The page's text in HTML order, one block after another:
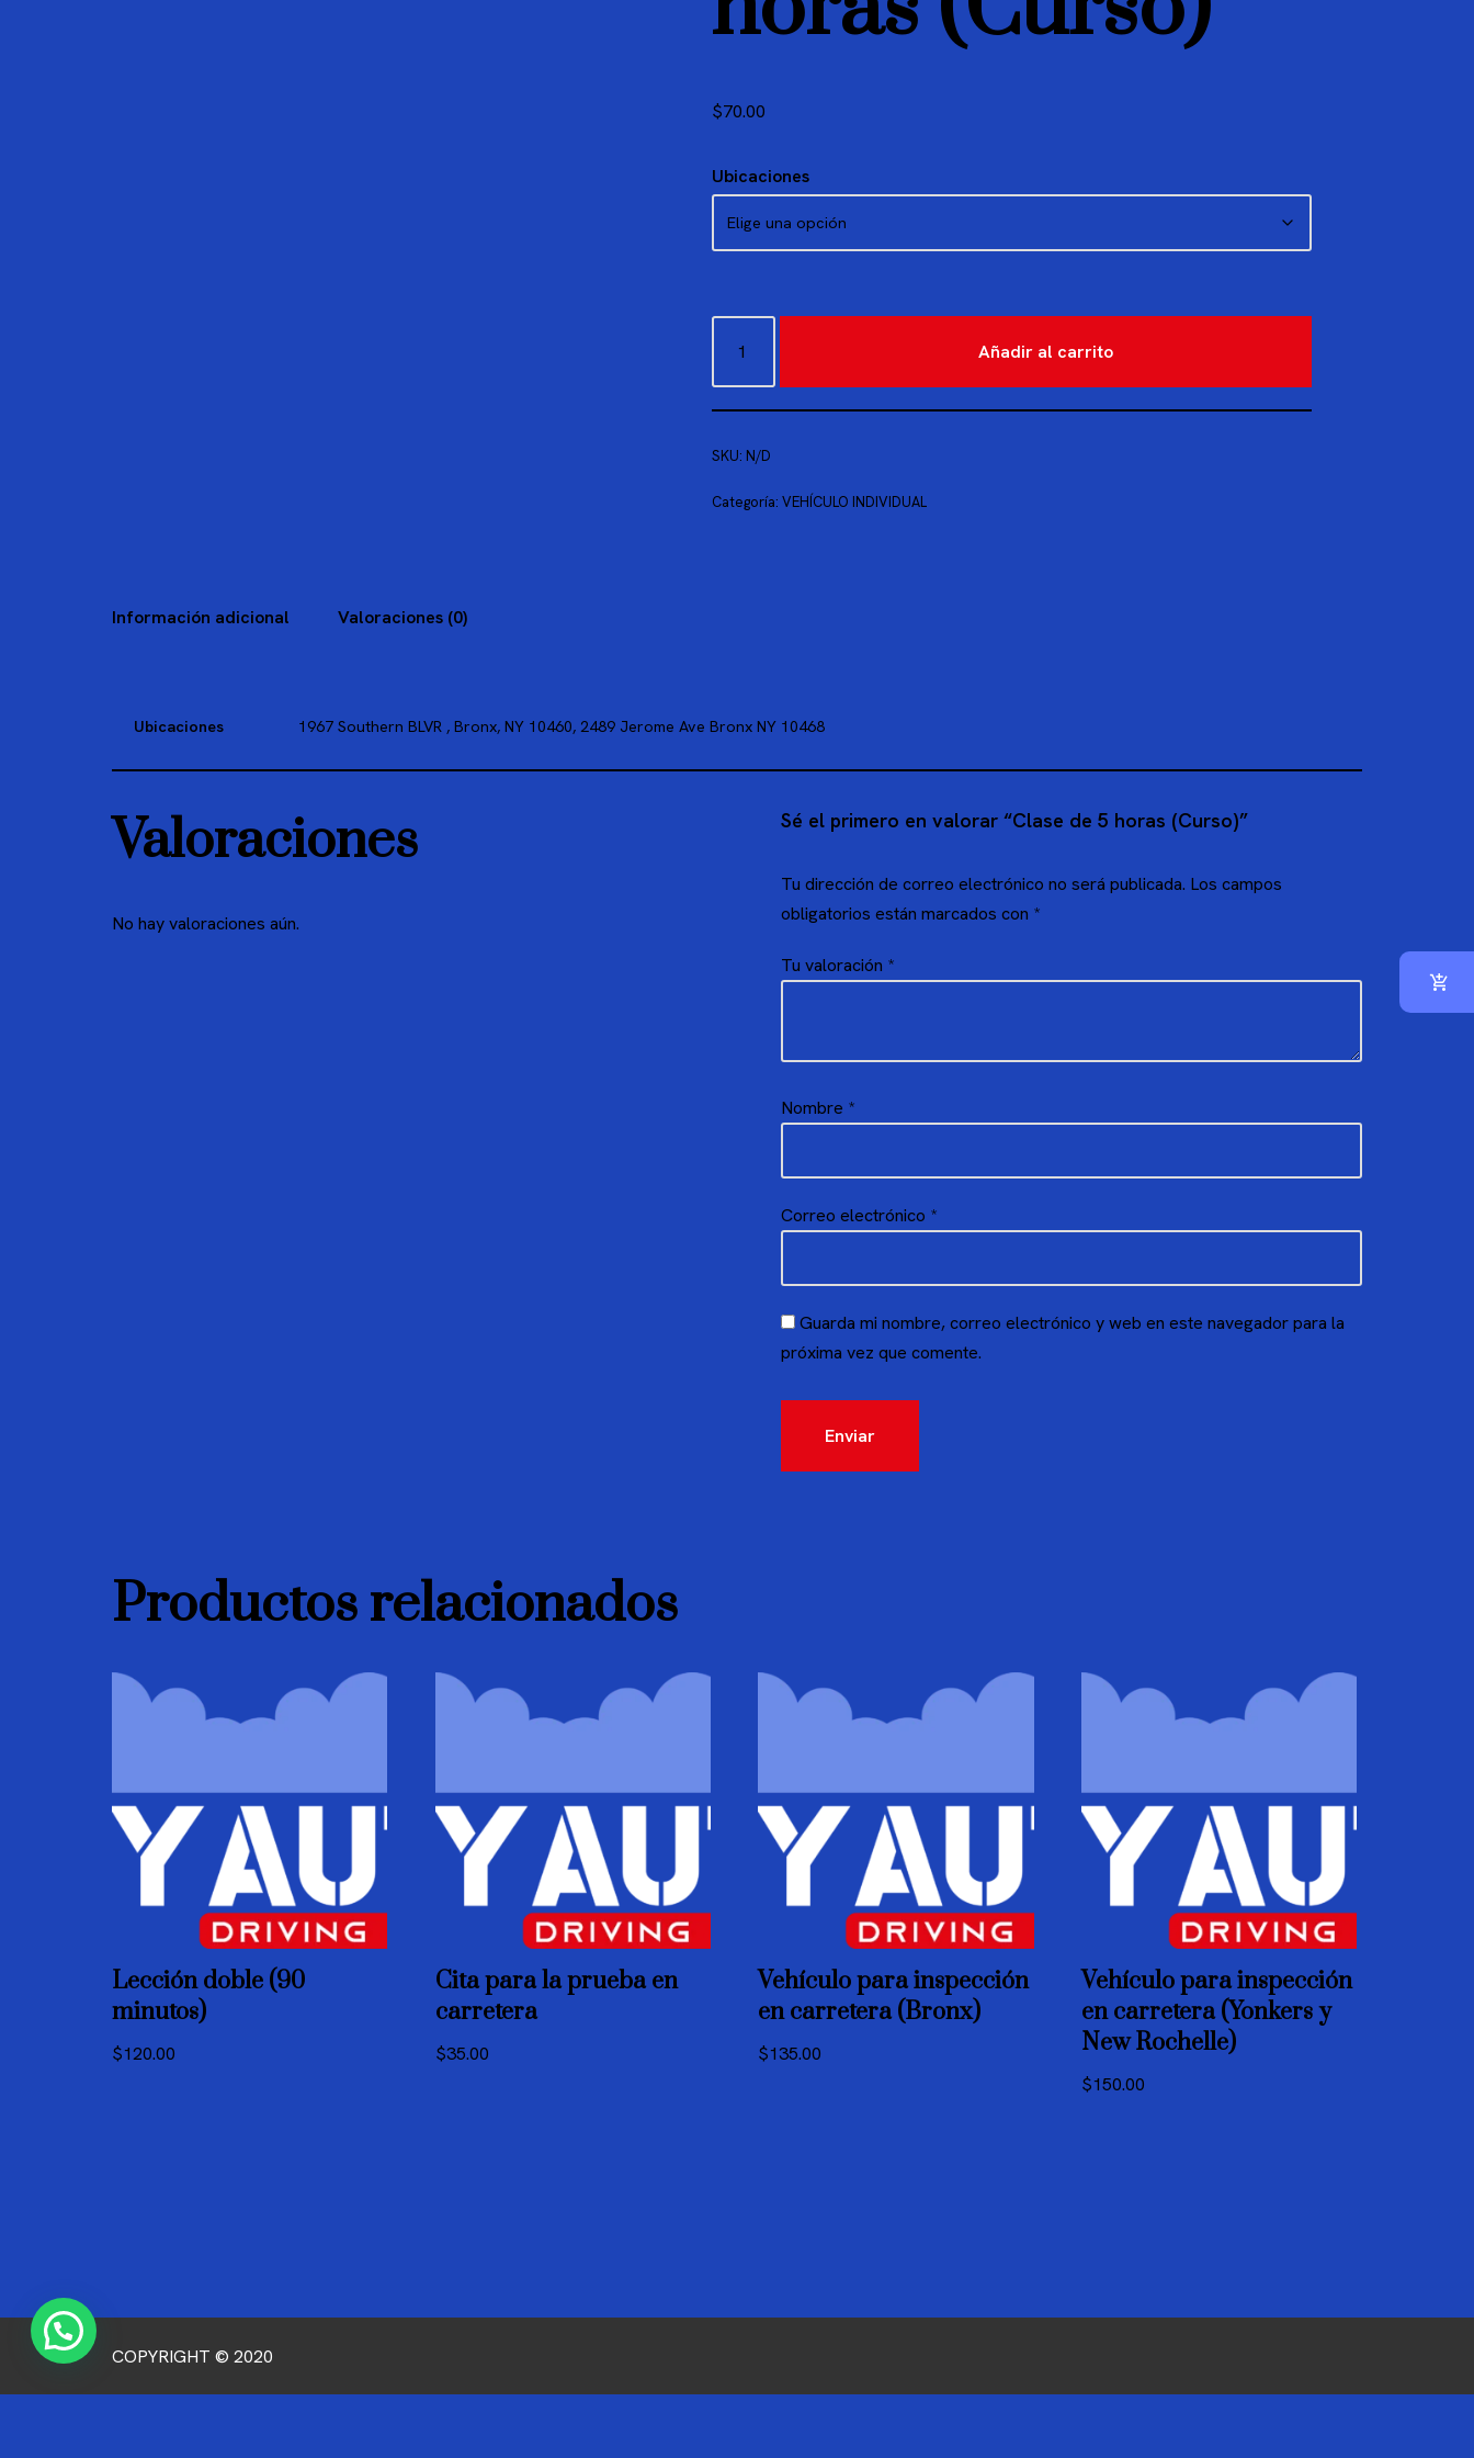
$70.00
Ubicaciones
Añadir al carrito
SKU:N/D
Categoría:VEHÍCULO INDIVIDUAL
Información adicional Valoraciones (0)
Ubicaciones 1967 Southern BLVR , Bronx, NY 10460, 2489 Jerome Ave Bronx NY 10468
Valoraciones
No hay valoraciones aún.
Sé el primero en valorar “Clase de 5 horas (Curso)”
Tu dirección de correo electrónico no será publicada. Los campos
obligatorios están marcados con *
Tu valoración *
Nombre *
Correo electrónico *
Guarda mi nombre, correo electrónico y web en este navegador para la
próxima vez que comente.
Productos relacionados
Lección doble (90
minutos)
$120.00
Cita para la prueba en
carretera
$35.00
Vehículo para inspección
en carretera (Bronx)
$135.00
Vehículo para inspección
en carretera (Yonkers y
New Rochelle)
$150.00
COPYRIGHT © 2020